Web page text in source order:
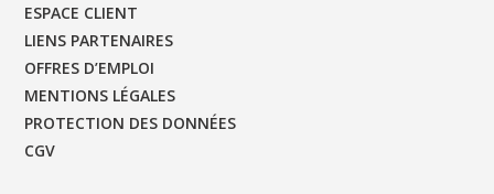
ESPACE CLIENT
LIENS PARTENAIRES
OFFRES D’EMPLOI
MENTIONS LÉGALES
PROTECTION DES DONNÉES
CGV